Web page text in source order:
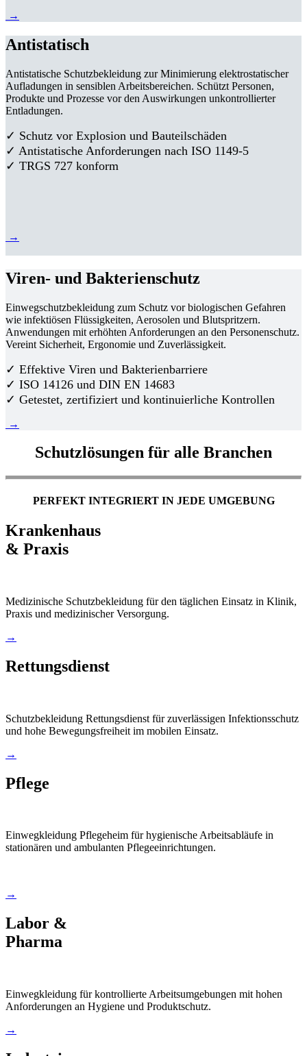
→
Antistatisch
Antistatische Schutzbekleidung zur Minimierung elektrostatischer
Aufladungen in sensiblen Arbeitsbereichen. Schützt Personen,
Produkte und Prozesse vor den Auswirkungen unkontrollierter
Entladungen.
✓ Schutz vor Explosion und Bauteilschäden
✓ Antistatische Anforderungen nach ISO 1149-5
✓ TRGS 727 konform
→
Viren- und Bakterienschutz
Einwegschutzbekleidung zum Schutz vor biologischen Gefahren
wie infektiösen Flüssigkeiten, Aerosolen und Blutspritzern.
Anwendungen mit erhöhten Anforderungen an den Personenschutz.
Vereint Sicherheit, Ergonomie und Zuverlässigkeit.
✓ Effektive Viren und Bakterienbarriere
✓ ISO 14126 und DIN EN 14683
✓ Getestet, zertifiziert und kontinuierliche Kontrollen
→
Schutzlösungen für alle Branchen
PERFEKT INTEGRIERT IN JEDE UMGEBUNG
Krankenhaus
& Praxis
Medizinische Schutzbekleidung für den täglichen Einsatz in Klinik,
Praxis und medizinischer Versorgung.
→
Rettungsdienst
Schutzbekleidung Rettungsdienst für zuverlässigen Infektionsschutz
und hohe Bewegungsfreiheit im mobilen Einsatz.
→
Pflege
Einwegkleidung Pflegeheim für hygienische Arbeitsabläufe in
stationären und ambulanten Pflegeeinrichtungen.
→
Labor &
Pharma
Einwegkleidung für kontrollierte Arbeitsumgebungen mit hohen
Anforderungen an Hygiene und Produktschutz.
→